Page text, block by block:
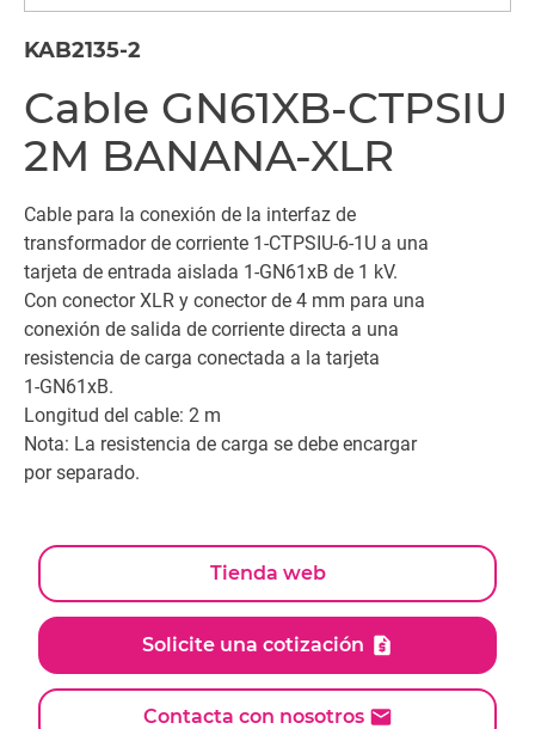
KAB2135-2
Cable GN61XB-CTPSIU
2M BANANA-XLR
Cable para la conexión de la interfaz de
transformador de corriente 1-CTPSIU-6-1U a una
tarjeta de entrada aislada 1-GN61xB de 1 kV.
Con conector XLR y conector de 4 mm para una
conexión de salida de corriente directa a una
resistencia de carga conectada a la tarjeta
1-GN61xB.
Longitud del cable: 2 m
Nota: La resistencia de carga se debe encargar
por separado.
Tienda web
Solicite una cotización
Contacta con nosotros